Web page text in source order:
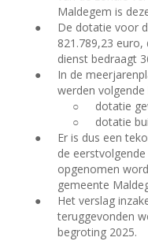
Maldegem is
●
De dotatie voor
821.789,23
dienst bedraagt
●
In de
werden
○
dotatie
○
dotatie
●
Er is dus een
de
opgenomen
gemeente
●
Het verslag
teruggevonden
begroting 2025.